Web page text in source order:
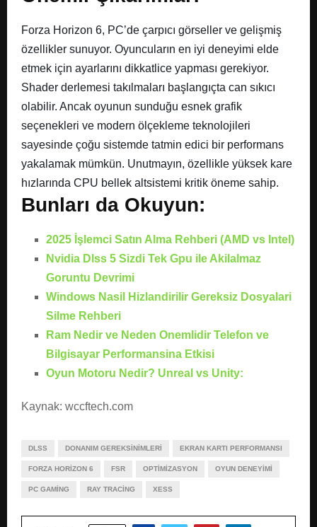
Forza Horizon 6, PC’de çarpıcı görseller ve gelişmiş
özellikler sunuyor. Oyuncuların en iyi deneyimi elde
etmek için ayarlarını dikkatlice yapması gerekiyor.
Shader derlemesi takılmaları başlangıçta can sıkıcı
olabilir. Ancak oyunun sunduğu esnek grafik
seçenekleri ve modern ölçekleme teknolojileri
sayesinde çoğu sistemde tatmin edici bir performans
yakalamak mümkün. Unutmayın, özellikle yüksek kare
hızlarında CPU bellek altsistemi kritik öneme sahip.
Bunları da Okuyun:
2025 İşlemci Satın Alma Rehberi (AMD vs Intel)
Nvidia Dlss 5 Sizdi Tek Gpu ile Akilalmaz
Goruntu Devrimi
Windows Nasil Hizlandirilir Gereksiz Dosyalari
Silme Rehberi
Ram Nedir ve Neden Onemlidir Telefon ve
Bilgisayar Performansina Etkisi
Oyun Motoru Nedir? Unreal vs Unity:
Kaynak: wccftech.com
DLSS DONANIM GEREKSINIMLERI EKRAN KARTI PERFORMANSI
FORZA HORIZON 6 FSR OPTIMIZASYON OYUN DENEYIMI
PC GAMING RAY TRACING XESS